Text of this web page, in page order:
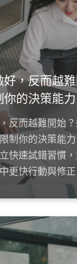
好，反而越
你的決策能力
反而越難開始
制你的決策能
快速試錯習慣
更快行動與修正